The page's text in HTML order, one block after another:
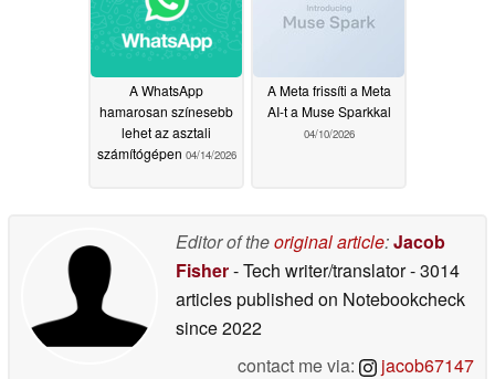
A WhatsApp
hamarosan színesebb
lehet az asztali
számítógépen 04/14/2026
A Meta frissíti a Meta
AI-t a Muse Sparkkal
04/10/2026
Editor of theoriginal article:Jacob
Fisher- Tech writer/translator- 3014
articles published on Notebookcheck
since 2022
contact me via:
jacob67147